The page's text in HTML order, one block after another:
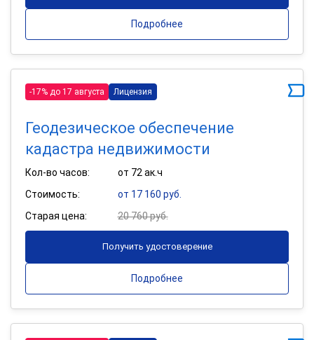
Подробнее
-17% до 17 августа Лицензия
Геодезическое обеспечение
кадастра недвижимости
Кол-во часов:
от 72 ак.ч
Стоимость:
от 17 160 руб.
Старая цена:
20 760 руб.
Получить удостоверение
Подробнее